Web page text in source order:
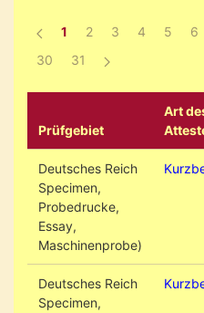
1 2 3 4 5 6
30
31
Prüfgebiet
Art
Deutsches Reich
Specimen,
Probedrucke,
Essay,
Maschinenprobe)
Deutsches Reich
Specimen,